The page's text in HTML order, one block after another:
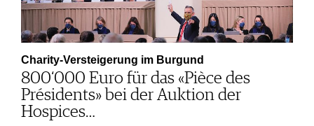
Charity-Versteigerung im Burgund
800‘000 Euro für das «Pièce des
Présidents» bei der Auktion der
Hospices…